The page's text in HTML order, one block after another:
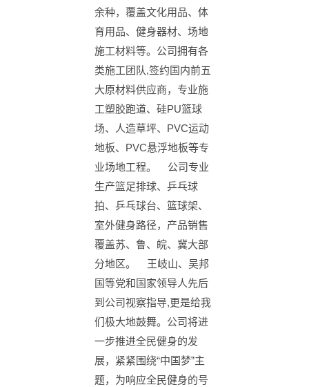
余种，覆盖文化用品、体
育用品、健身器材、场地
施工材料等。公司拥有各
类施工团队,签约国内前五
大原材料供应商，专业施
工塑胶跑道、硅PU篮球
场、人造草坪、PVC运动
地板、PVC悬浮地板等专
业场地工程。 公司专业
生产篮足排球、乒乓球
拍、乒乓球台、篮球架、
室外健身路径，产品销售
覆盖苏、鲁、皖、冀大部
分地区。 王岐山、吴邦
国等党和国家领导人先后
到公司视察指导,更是给我
们极大地鼓舞。公司将进
一步推进全民健身的发
展，紧紧围绕“中国梦”主
题，为响应全民健身的号